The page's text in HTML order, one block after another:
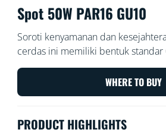
Spot 50W PAR16 GU10
Soroti kenyamanan dan
cerdas ini memiliki bentuk standar
kenal dan sukai, namun lensa kaca
menghadirkan sentuhan ekstra
menawarkan sesuatu yang
kebutuhan dan suasana hati Anda.
WHERE TO BUY
PRODUCT HIGHLIGHTS